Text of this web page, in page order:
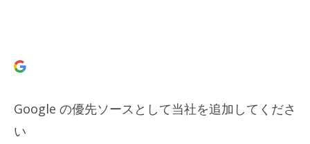
Google の優先ソースとして当社を追加してくださ
い